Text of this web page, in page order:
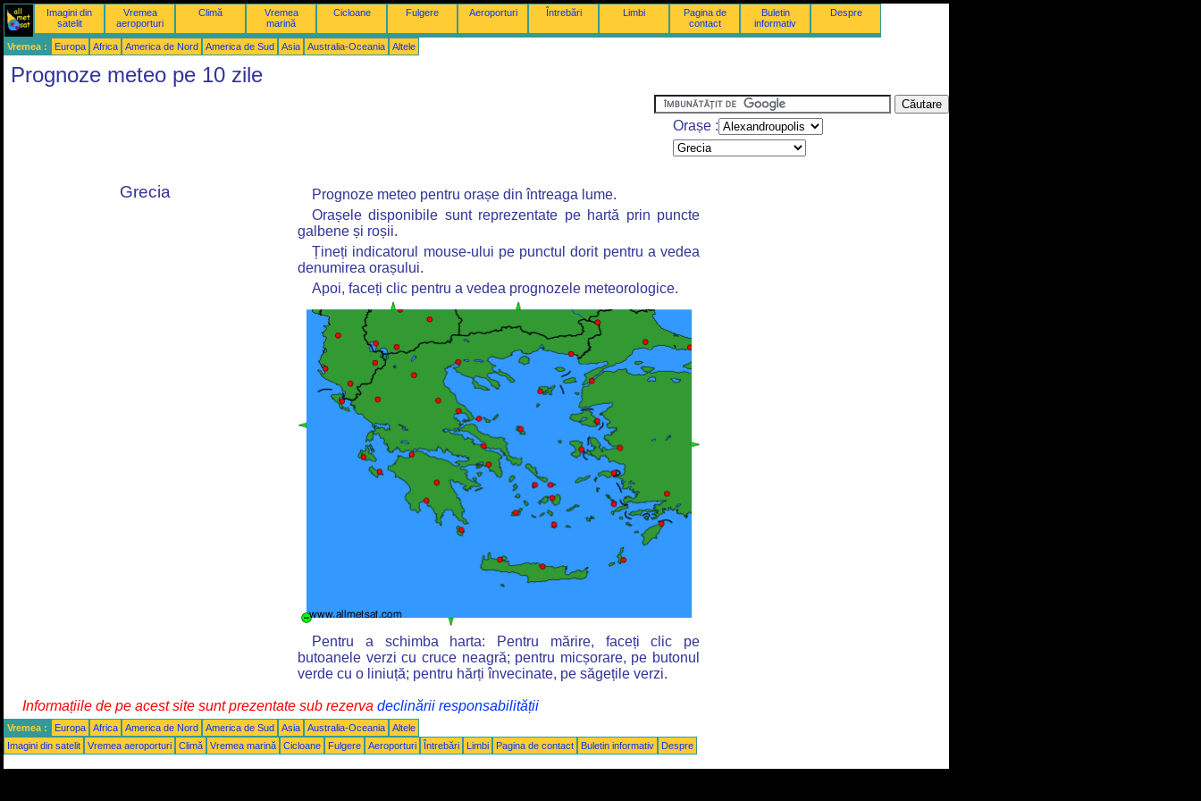
Imagini din
satelit
Vremea
aeroporturi
Climă
Vremea
marină
Cicloane Fulgere Aeroporturi Întrebări Limbi
Pagina de
contact
Buletin
informativ
Despre
Vremea : Europa Africa America de Nord America de Sud Asia Australia-Oceania Altele
Prognoze meteo pe 10 zile
Orașe :
Grecia
Prognoze meteo pentru orașe din întreaga lume.
Orașele disponibile sunt reprezentate pe hartă prin puncte
galbene și roșii.
Țineți indicatorul mouse-ului pe punctul dorit pentru a vedea
denumirea orașului.
Apoi, faceți clic pentru a vedea prognozele meteorologice.
Pentru a schimba harta: Pentru mărire, faceți clic pe
butoanele verzi cu cruce neagră; pentru micșorare, pe butonul
verde cu o liniuță; pentru hărți învecinate, pe săgețile verzi.
Informațiile de pe acest site sunt prezentate sub rezerva declinării responsabilității
Vremea : Europa Africa America de Nord America de Sud Asia Australia-Oceania
Altele
Imagini din satelit
Vremea aeroporturi Climă Vremea marină Cicloane Fulgere Aeroporturi Întrebări Limbi Pagina de contact Buletin informativ Despre